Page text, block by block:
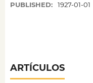
PUBLISHED: 1927-01-01
ARTÍCULOS